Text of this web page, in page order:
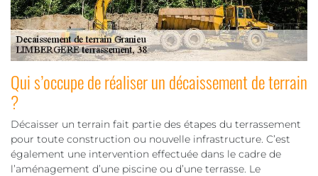
Qui s’occupe de réaliser un décaissement de terrain
?
Décaisser un terrain fait partie des étapes du terrassement
pour toute construction ou nouvelle infrastructure. C’est
également une intervention effectuée dans le cadre de
l’aménagement d’une piscine ou d’une terrasse. Le